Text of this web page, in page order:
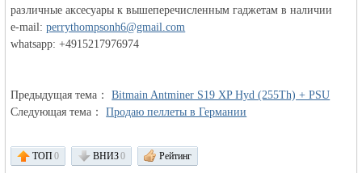
Германии -
различные аксесуары к вышеперечисленным гаджетам в наличии
e-mail:perrythompsonh6@gmail.com
whatsapp: +4915217976974
Предыдущая тема：Bitmain Antminer S19 XP Hyd (255Th) + PSU
Следующая тема：Продаю пеллеты в Германии
ТОП0 ВНИЗ0 Рейтинг